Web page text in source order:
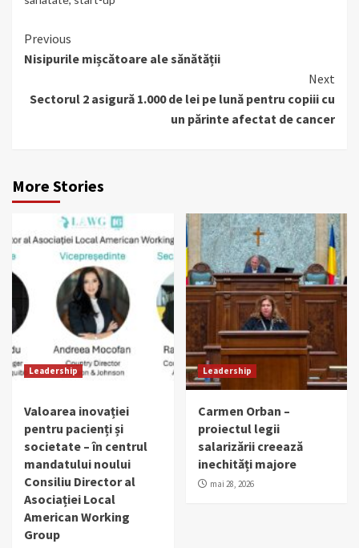
Continue
Reading
Previous
Nisipurile mișcătoare ale sănătății
Next
Sectorul 2 asigură 1.000 de lei pe lună pentru copiii cu
un părinte afectat de cancer
More Stories
Leadership
Valoarea inovației
pentru pacienți și
societate – în centrul
mandatului noului
Consiliu Director al
Asociației Local
American Working
Group
Leadership
Carmen Orban –
proiectul legii
salarizării creează
inechități majore
mai 28, 2026